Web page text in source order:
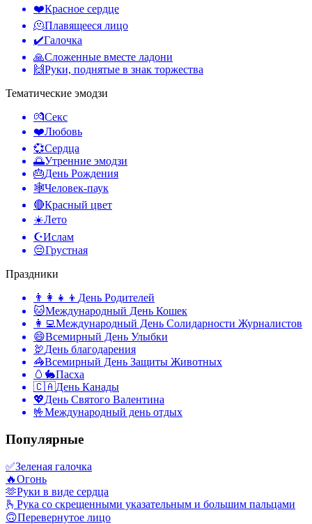
❤️Красное сердце
🫠Плавящееся лицо
✔️Галочка
🙏Сложенные вместе ладони
🙌Руки, поднятые в знак торжества
Тематические эмодзи
💏Секс
❤️Любовь
💞Сердца
🌅Утренние эмодзи
🎂День Рождения
🕸️Человек-паук
🔴Красный цвет
☀️Лето
☪️Ислам
😔Грустная
Праздники
👨‍👩‍👧‍👦 День Родителей
🐱Международный День Кошек
👩‍💻Международный День Солидарности Журналистов
😄Всемирный День Улыбки
🦃День благодарения
🦓Всемирный День Защиты Животных
🥚🐇Пасха
🇨🇦День Канады
💖День Святого Валентина
🤟Международный день отдых
Популярные
✅Зеленая галочка
🔥Огонь
🫶Руки в виде сердца
🫰 Рука со скрещенными указательным и большим пальцами
🙃Перевернутое лицо